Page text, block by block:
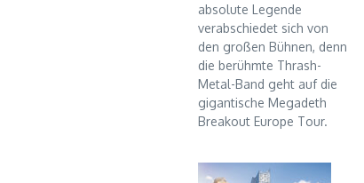
absolute Legende
verabschiedet sich von
den großen Bühnen, denn
die berühmte Thrash-
Metal-Band geht auf die
gigantische Megadeth
Breakout Europe Tour.